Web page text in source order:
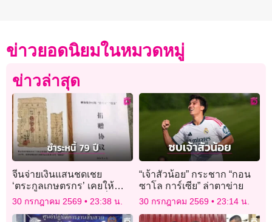
ข่าวยอดนิยมในหมวดหมู่
ข่าวล่าสุด
จีนจ่ายเงินแสนชดเชย
‘ตระกูลเกษตรกร’ เคยให้
กองทัพ ‘ยืมข้าวสาร’ เมื่อ 79
30 กรกฎาคม 2569 23:38 น.
“เจ้าสัวน้อย” กระชาก “กอน
ซาโล การ์เซีย” ล่าตาข่าย
30 กรกฎาคม 2569 23:14 น.